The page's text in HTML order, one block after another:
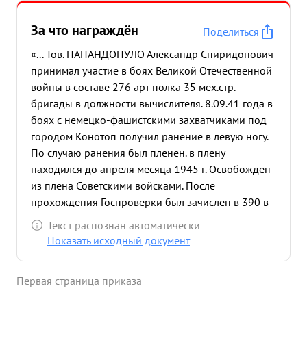
За что награждён
Поделиться
«... Тов. ПАПАНДОПУЛО Александр Спиридонович
принимал участие в боях Великой Отечественной
войны в составе 276 арт полка 35 мех.стр.
бригады в должности вычислителя. 8.09.41 года в
боях с немецко-фашистскими захватчиками под
городом Конотоп получил ранение в левую ногу.
По случаю ранения был пленен. в плену
находился до апреля месяца 1945 г. Освобожден
из плена Советскими войсками. После
прохождения Госпроверки был зачислен в 390 в
запасной стрелковый полка Уволен в запас
5.10.45 года на основании Указа Президиума
Советского Союза ЖУКОВА. в настоящее время
Текст распознан автоматически
Показать исходный документ
Первая страница приказа